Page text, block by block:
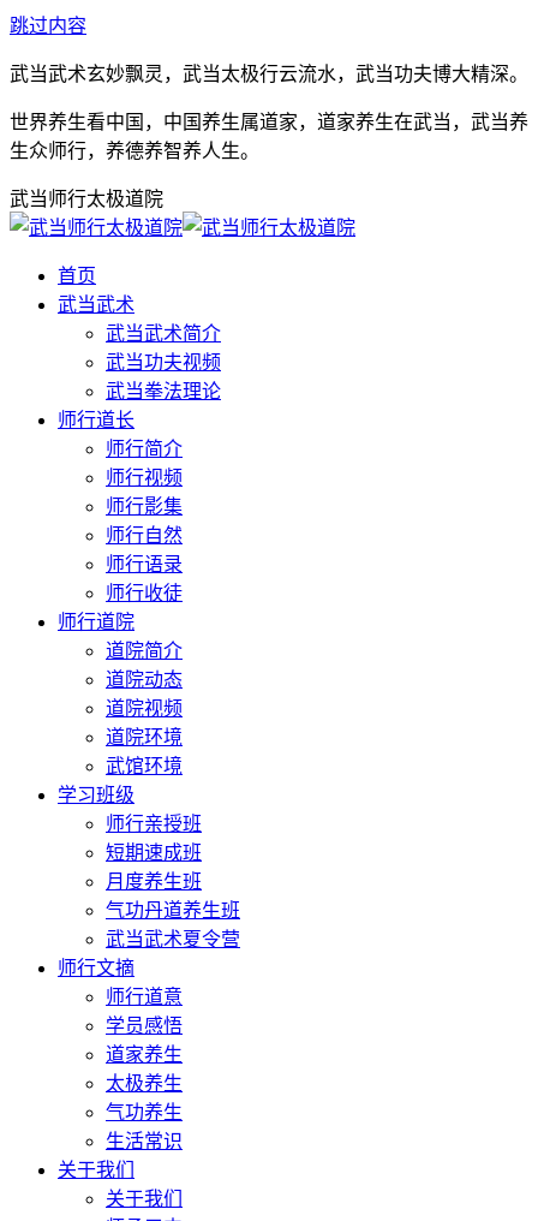
跳过内容
武当武术玄妙飘灵，武当太极行云流水，武当功夫博大精深。
世界养生看中国，中国养生属道家，道家养生在武当，武当养
生众师行，养德养智养人生。
武当师行太极道院
首页
武当武术
武当武术简介
武当功夫视频
武当拳法理论
师行道长
师行简介
师行视频
师行影集
师行自然
师行语录
师行收徒
师行道院
道院简介
道院动态
道院视频
道院环境
武馆环境
学习班级
师行亲授班
短期速成班
月度养生班
气功丹道养生班
武当武术夏令营
师行文摘
师行道意
学员感悟
道家养生
太极养生
气功养生
生活常识
关于我们
关于我们